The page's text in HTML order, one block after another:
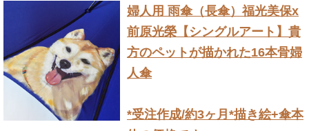
婦人用 雨傘（長傘） 福光美保x
前原光榮【シングルアート】貴
方のペットが描かれた16本骨婦
人傘
*受注作成/約3ヶ月*描き絵+傘本